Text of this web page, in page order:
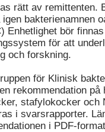
rätt av remittenten.
bakterienamnen
Enhetlighet bör
för att
och forskning.
för Klinisk
rekommendation på
stafylokocker och
i svarsrapporter.
i PDF-